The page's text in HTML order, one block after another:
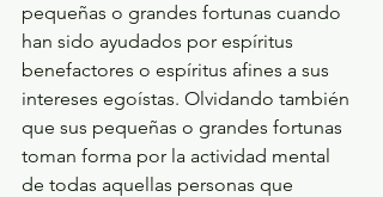
pequeñas o grandes fortunas cuando
han sido ayudados por espíritus
benefactores o espíritus afines a sus
intereses egoístas. Olvidando también
que sus pequeñas o grandes fortunas
toman forma por la actividad mental
de todas aquellas personas que